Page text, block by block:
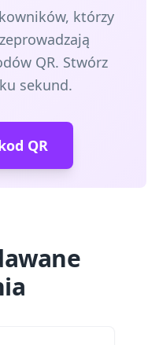
którzy
QR. Stwórz
sekund.
QR